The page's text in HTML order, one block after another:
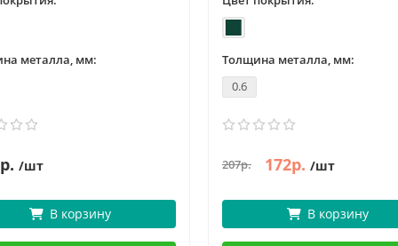
металла, мм:
/шт
В корзину
Толщина металла, мм:
0.6
207р. 172р. /шт
В корзину